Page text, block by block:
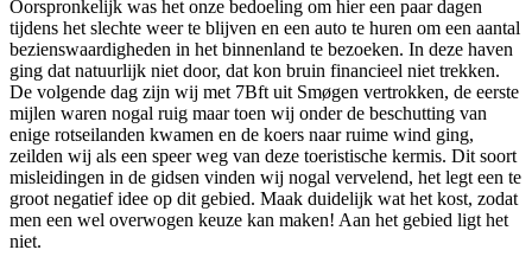
Oorspronkelijk was het onze bedoeling om hier een paar dagen
tijdens het slechte weer te blijven en een auto te huren om een aantal
bezienswaardigheden in het binnenland te bezoeken. In deze haven
ging dat natuurlijk niet door, dat kon bruin financieel niet trekken.
De volgende dag zijn wij met 7Bft uit Smøgen vertrokken, de eerste
mijlen waren nogal ruig maar toen wij onder de beschutting van
enige rotseilanden kwamen en de koers naar ruime wind ging,
zeilden wij als een speer weg van deze toeristische kermis. Dit soort
misleidingen in de gidsen vinden wij nogal vervelend, het legt een te
groot negatief idee op dit gebied. Maak duidelijk wat het kost, zodat
men een wel overwogen keuze kan maken! Aan het gebied ligt het
niet.